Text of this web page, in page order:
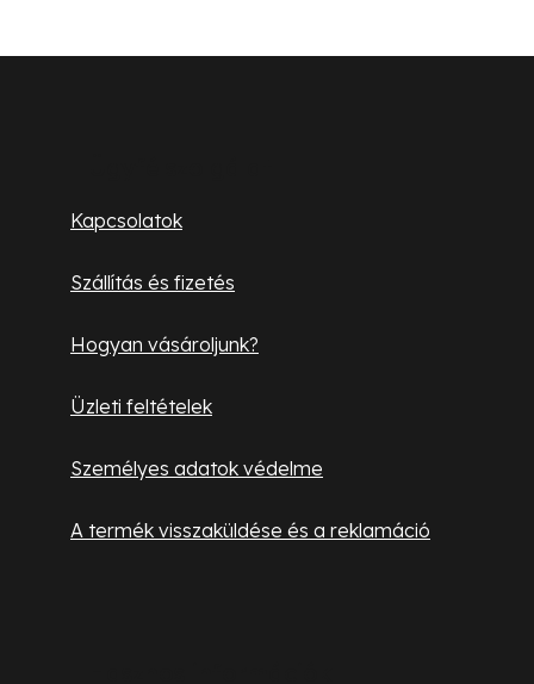
Kapcsolatok
Szállítás és fizetés
Hogyan vásároljunk?
Üzleti feltételek
Személyes adatok védelme
A termék visszaküldése és a reklamáció